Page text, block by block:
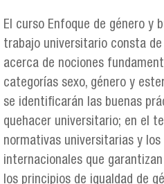
El curso Enfoque de género y
trabajo universitario consta
acerca de nociones
categorías sexo, género y
se identificarán las buenas
quehacer universitario; en el
normativas universitarias y los
internacionales que
los principios de igualdad de